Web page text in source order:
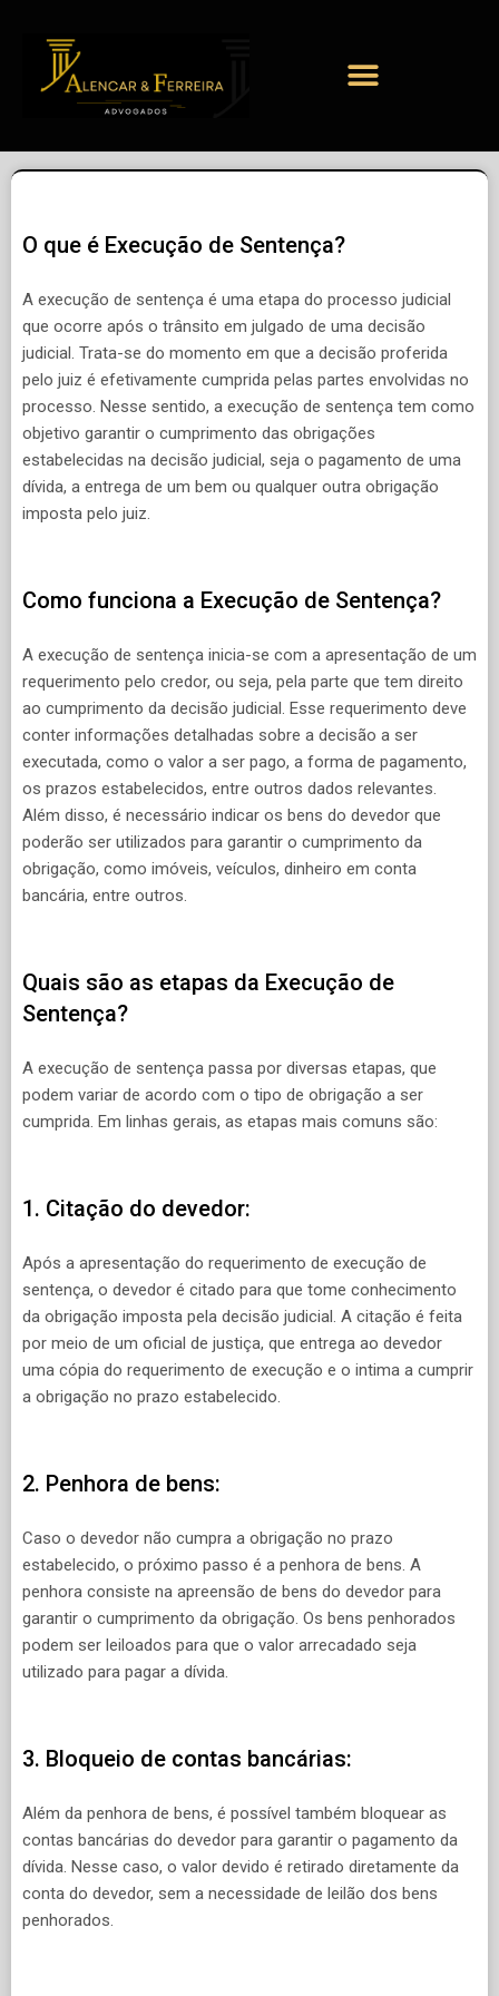
O que é Execução de Sentença?
A execução de sentença é uma etapa do processo judicial
que ocorre após o trânsito em julgado de uma decisão
judicial. Trata-se do momento em que a decisão proferida
pelo juiz é efetivamente cumprida pelas partes envolvidas no
processo. Nesse sentido, a execução de sentença tem como
objetivo garantir o cumprimento das obrigações
estabelecidas na decisão judicial, seja o pagamento de uma
dívida, a entrega de um bem ou qualquer outra obrigação
imposta pelo juiz.
Como funciona a Execução de Sentença?
A execução de sentença inicia-se com a apresentação de um
requerimento pelo credor, ou seja, pela parte que tem direito
ao cumprimento da decisão judicial. Esse requerimento deve
conter informações detalhadas sobre a decisão a ser
executada, como o valor a ser pago, a forma de pagamento,
os prazos estabelecidos, entre outros dados relevantes.
Além disso, é necessário indicar os bens do devedor que
poderão ser utilizados para garantir o cumprimento da
obrigação, como imóveis, veículos, dinheiro em conta
bancária, entre outros.
Quais são as etapas da Execução de
Sentença?
A execução de sentença passa por diversas etapas, que
podem variar de acordo com o tipo de obrigação a ser
cumprida. Em linhas gerais, as etapas mais comuns são:
1. Citação do devedor:
Após a apresentação do requerimento de execução de
sentença, o devedor é citado para que tome conhecimento
da obrigação imposta pela decisão judicial. A citação é feita
por meio de um oficial de justiça, que entrega ao devedor
uma cópia do requerimento de execução e o intima a cumprir
a obrigação no prazo estabelecido.
2. Penhora de bens:
Caso o devedor não cumpra a obrigação no prazo
estabelecido, o próximo passo é a penhora de bens. A
penhora consiste na apreensão de bens do devedor para
garantir o cumprimento da obrigação. Os bens penhorados
podem ser leiloados para que o valor arrecadado seja
utilizado para pagar a dívida.
3. Bloqueio de contas bancárias:
Além da penhora de bens, é possível também bloquear as
contas bancárias do devedor para garantir o pagamento da
dívida. Nesse caso, o valor devido é retirado diretamente da
conta do devedor, sem a necessidade de leilão dos bens
penhorados.